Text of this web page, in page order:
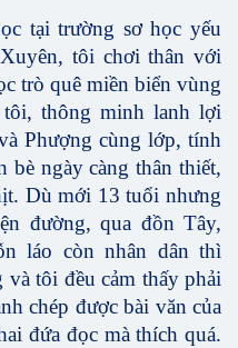
tại trường sơ học yếu
tôi chơi thân với
trò quê miền biển vùng
thông minh lanh lợi
Phượng cùng lớp, tính
bè ngày càng thân thiết,
Dù mới 13 tuổi nhưng
đường, qua đồn Tây,
láo còn nhân dân thì
tôi đều cảm thấy phải
chép được bài văn của
đứa đọc mà thích quá.